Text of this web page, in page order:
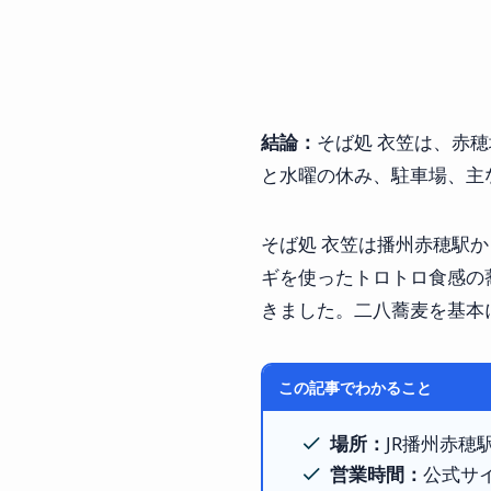
結論： そば処 衣笠は、赤
と水曜の休み、駐車場、
そば処 衣笠は播州赤穂駅
ギを使ったトロトロ食感
きました。二八蕎麦を基
この記事でわかること
場所： JR播州赤穂
営業時間： 公式サ